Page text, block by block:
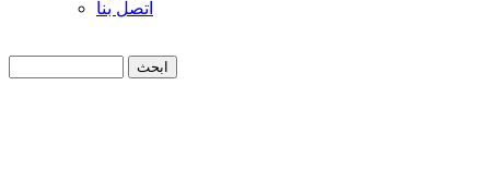
اتصل بنا